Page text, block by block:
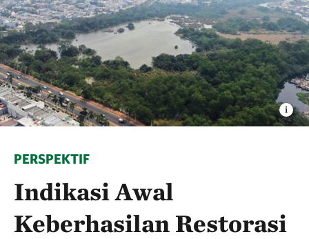
PERSPEKTIF
Indikasi Awal
Keberhasilan Restorasi